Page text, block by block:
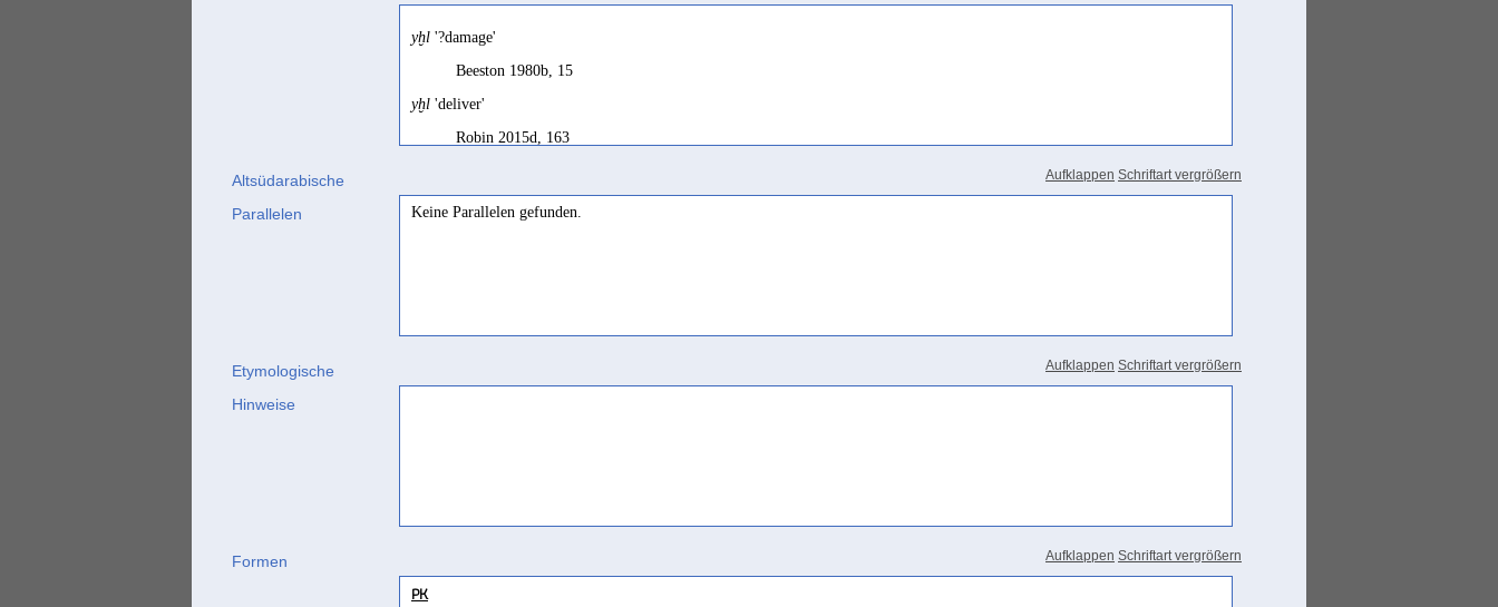
yḫl '?damage'
Beeston 1980b, 15
yḫl 'deliver'
Robin 2015d, 163
Robin 2008a, 99
Altsüdarabische
Parallelen
Aufklappen Schriftart vergrößern
Keine Parallelen gefunden.
Etymologische
Hinweise
Aufklappen Schriftart vergrößern
Formen Aufklappen Schriftart vergrößern
PK